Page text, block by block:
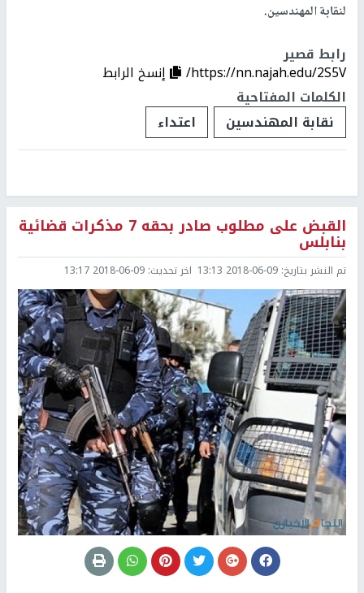
لنقابة المهندسين.
رابط قصير
https://nn.najah.edu/2S5V/
إنسخ الرابط
الكلمات المفتاحية
نقابة المهندسين
اعتداء
القبض على مطلوب صادر بحقه 7 مذكرات قضائية
بنابلس
تم النشر بتاريخ: 2018-06-09 13:13 اخر تحديث: 2018-06-09 13:17